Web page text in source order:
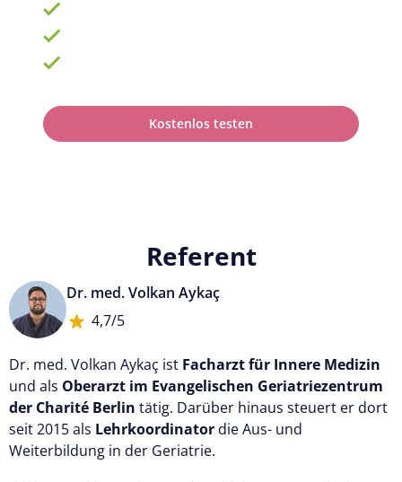
Kostenlos testen
Referent
Dr. med. Volkan Aykaç
4,7/5
Dr. med. Volkan Aykaç ist Facharzt für Innere Medizin
und als Oberarzt im Evangelischen Geriatriezentrum
der Charité Berlin tätig. Darüber hinaus steuert er dort
seit 2015 als Lehrkoordinator die Aus- und
Weiterbildung in der Geriatrie.